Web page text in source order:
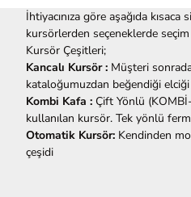
İhtiyacınıza göre aşağıda kısaca
kursörlerden seçeneklerde
Kursör Çeşitleri;
Kancalı Kursör :Müşteri
kataloğumuzdan beğendiği elciği
Kombi Kafa : Çift Yönlü
kullanılan kursör. Tek yönlü
Otomatik Kursör:Kendinden
çeşidi